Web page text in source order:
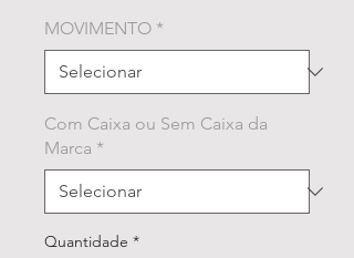
MOVIMENTO *
Com Caixa ou Sem Caixa da
Marca *
Quantidade *